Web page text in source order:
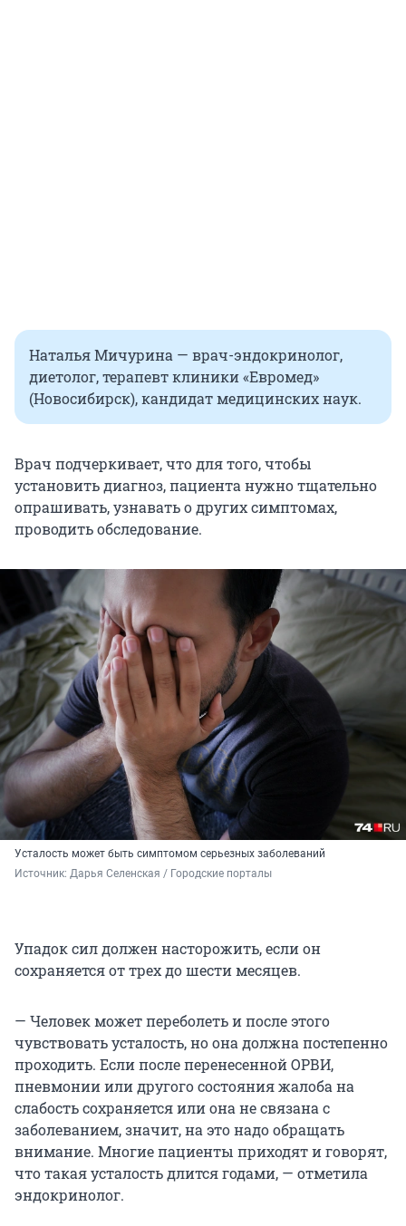
Наталья Мичурина — врач-эндокринолог,
диетолог, терапевт клиники «Евромед»
(Новосибирск), кандидат медицинских наук.
Врач подчеркивает, что для того, чтобы
установить диагноз, пациента нужно тщательно
опрашивать, узнавать о других симптомах,
проводить обследование.
Усталость может быть симптомом серьезных заболеваний
Источник: Дарья Селенская / Городские порталы
Упадок сил должен насторожить, если он
сохраняется от трех до шести месяцев.
— Человек может переболеть и после этого
чувствовать усталость, но она должна постепенно
проходить. Если после перенесенной ОРВИ,
пневмонии или другого состояния жалоба на
слабость сохраняется или она не связана с
заболеванием, значит, на это надо обращать
внимание. Многие пациенты приходят и говорят,
что такая усталость длится годами, — отметила
эндокринолог.